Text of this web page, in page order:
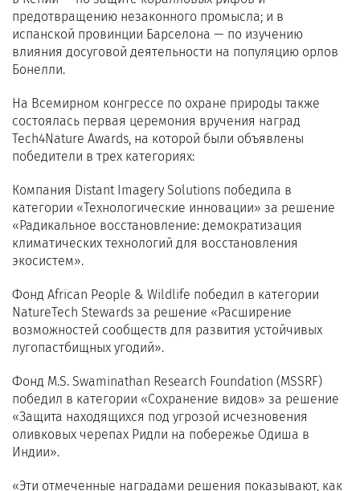
предотвращению незаконного промысла; и в
испанской провинции Барселона — по изучению
влияния досуговой деятельности на популяцию орлов
Бонелли.
На Всемирном конгрессе по охране природы также
состоялась первая церемония вручения наград
Tech4Nature Awards, на которой были объявлены
победители в трех категориях:
Компания Distant Imagery Solutions победила в
категории «Технологические инновации» за решение
«Радикальное восстановление: демократизация
климатических технологий для восстановления
экосистем».
Фонд African People & Wildlife победил в категории
NatureTech Stewards за решение «Расширение
возможностей сообществ для развития устойчивых
лугопастбищных угодий».
Фонд M.S. Swaminathan Research Foundation (MSSRF)
победил в категории «Сохранение видов» за решение
«Защита находящихся под угрозой исчезновения
оливковых черепах Ридли на побережье Одиша в
Индии».
«Эти отмеченные наградами решения показывают, как